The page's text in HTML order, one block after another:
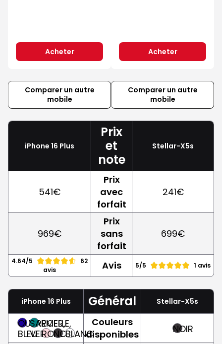
Acheter Acheter
Comparer un autre
mobile
Comparer un autre
mobile
iPhone 16 Plus
Prix
et
note
Stellar-X5s
541€
Prix
avec
forfait
241€
969€
Prix
sans
forfait
699€
4.64/5
62
avis
Avis 5/5 1 avis
iPhone 16 Plus Général Stellar-X5s
OUTREMER,
BLEU
SARCELLE,
VERTROSENOIRBLANC
Couleurs
disponibles
NOIR